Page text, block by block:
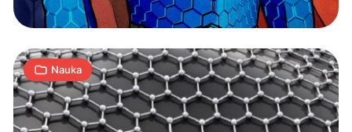
Nauka
W 28.11.2017 |
3
min